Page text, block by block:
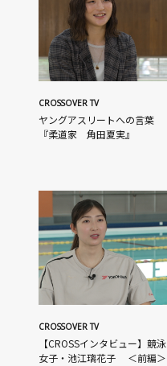
CROSSOVER TV
ヤングアスリートへの言葉
『柔道家 角田夏実』
CROSSOVER TV
【CROSSインタビュー】競泳
女子・池江璃花子 ＜前編＞